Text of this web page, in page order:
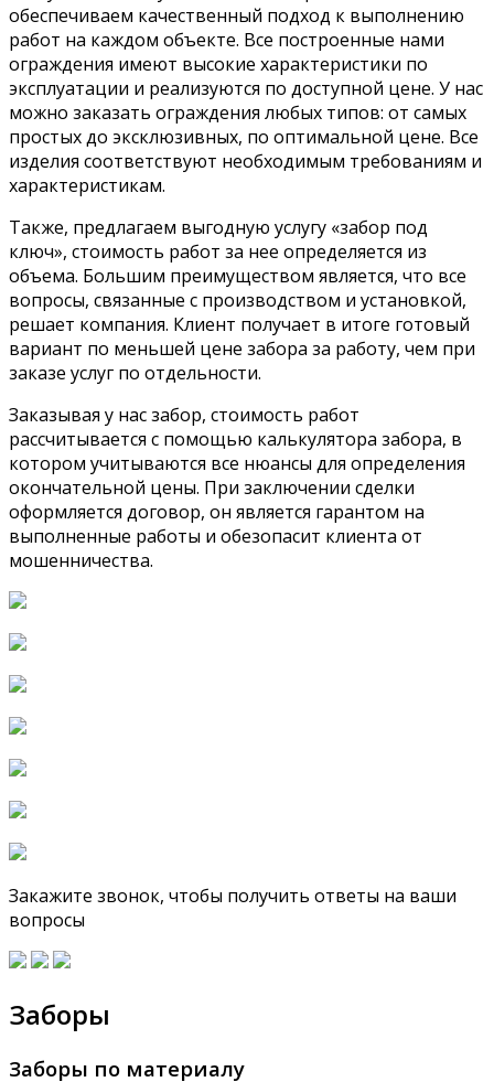
обеспечиваем качественный подход к выполнению
работ на каждом объекте. Все построенные нами
ограждения имеют высокие характеристики по
эксплуатации и реализуются по доступной цене. У нас
можно заказать ограждения любых типов: от самых
простых до эксклюзивных, по оптимальной цене. Все
изделия соответствуют необходимым требованиям и
характеристикам.
Также, предлагаем выгодную услугу «забор под
ключ», стоимость работ за нее определяется из
объема. Большим преимуществом является, что все
вопросы, связанные с производством и установкой,
решает компания. Клиент получает в итоге готовый
вариант по меньшей цене забора за работу, чем при
заказе услуг по отдельности.
Заказывая у нас забор, стоимость работ
рассчитывается с помощью калькулятора забора, в
котором учитываются все нюансы для определения
окончательной цены. При заключении сделки
оформляется договор, он является гарантом на
выполненные работы и обезопасит клиента от
мошенничества.
Закажите звонок, чтобы получить ответы на ваши
вопросы
Заборы
Заборы по материалу